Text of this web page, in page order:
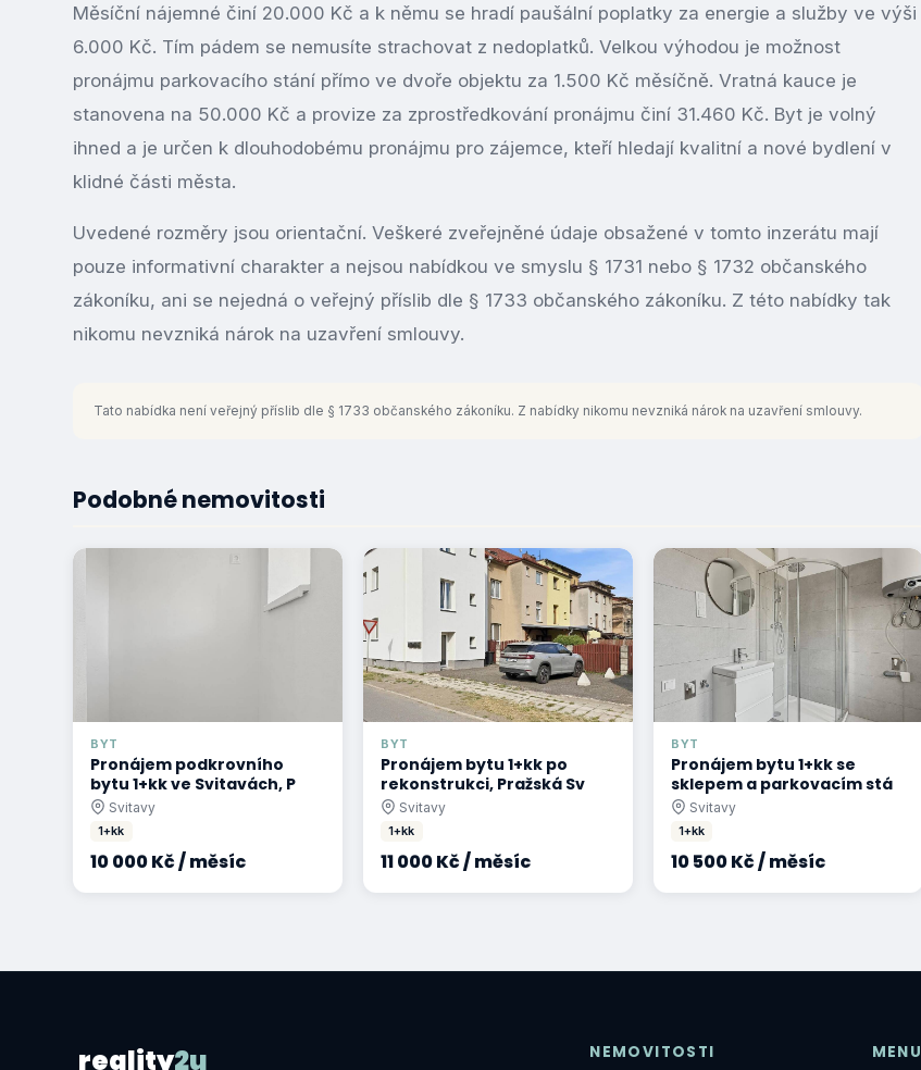
Měsíční nájemné činí 20.000 Kč a k němu se hradí paušální poplatky za energie a služby ve výši
6.000 Kč. Tím pádem se nemusíte strachovat z nedoplatků. Velkou výhodou je možnost
pronájmu parkovacího stání přímo ve dvoře objektu za 1.500 Kč měsíčně. Vratná kauce je
stanovena na 50.000 Kč a provize za zprostředkování pronájmu činí 31.460 Kč. Byt je volný
ihned a je určen k dlouhodobému pronájmu pro zájemce, kteří hledají kvalitní a nové bydlení v
klidné části města.
Uvedené rozměry jsou orientační. Veškeré zveřejněné údaje obsažené v tomto inzerátu mají
pouze informativní charakter a nejsou nabídkou ve smyslu § 1731 nebo § 1732 občanského
zákoníku, ani se nejedná o veřejný příslib dle § 1733 občanského zákoníku. Z této nabídky tak
nikomu nevzniká nárok na uzavření smlouvy.
Tato nabídka není veřejný příslib dle § 1733 občanského zákoníku. Z nabídky nikomu nevzniká nárok na uzavření smlouvy.
Podobné nemovitosti
BYT
Pronájem podkrovního
bytu 1+kk ve Svitavách, P
Svitavy
1+kk
10 000 Kč / měsíc
BYT
Pronájem bytu 1+kk po
rekonstrukci, Pražská Sv
Svitavy
1+kk
11 000 Kč / měsíc
BYT
Pronájem bytu 1+kk se
sklepem a parkovacím stá
Svitavy
1+kk
10 500 Kč / měsíc
reality2u NEMOVITOSTI MENU